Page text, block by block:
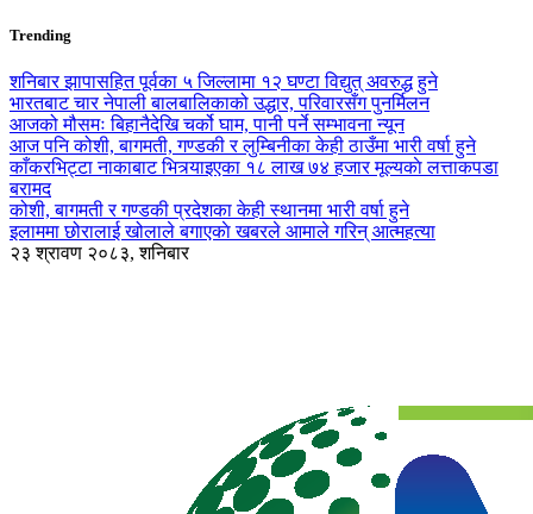
Trending
शनिबार झापासहित पूर्वका ५ जिल्लामा १२ घण्टा विद्युत् अवरुद्ध हुने
भारतबाट चार नेपाली बालबालिकाको उद्धार, परिवारसँग पुनर्मिलन
आजको मौसमः बिहानैदेखि चर्को घाम, पानी पर्ने सम्भावना न्यून
आज पनि कोशी, बागमती, गण्डकी र लुम्बिनीका केही ठाउँमा भारी वर्षा हुने
काँकरभिट्टा नाकाबाट भित्र्याइएका १८ लाख ७४ हजार मूल्यकाे लत्ताकपडा
बरामद
कोशी, बागमती र गण्डकी प्रदेशका केही स्थानमा भारी वर्षा हुने
इलाममा छोरालाई खोलाले बगाएकाे खबरले आमाले गरिन् आत्महत्या
२३ श्रावण २०८३, शनिबार